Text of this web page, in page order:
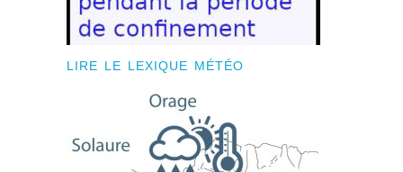
LIRE LE LEXIQUE MÉTÉO